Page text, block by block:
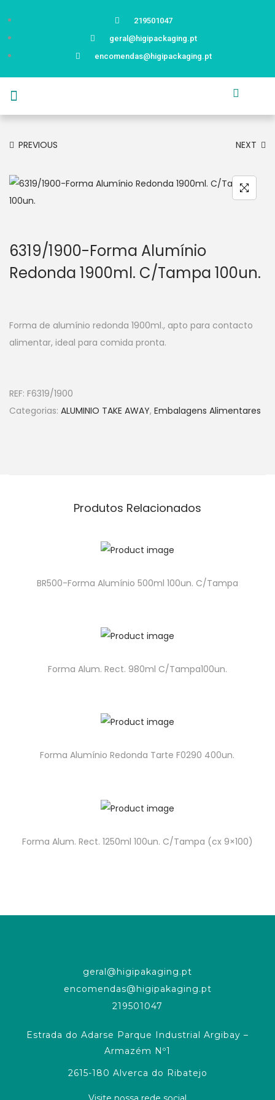
219501047
geral@higipackaging.pt
encomendas@higipackaging.pt
PREVIOUS NEXT
6319/1900-Forma Alumínio
Redonda 1900ml. C/Tampa 100un.
Forma de alumínio redonda 1900ml., apto para contacto
alimentar, ideal para comida pronta.
REF: F6319/1900
Categorias: ALUMINIO TAKE AWAY, Embalagens Alimentares
Produtos Relacionados
BR500-Forma Alumínio 500ml 100un. C/Tampa
Forma Alum. Rect. 980ml C/Tampa100un.
Forma Alumínio Redonda Tarte F0290 400un.
Forma Alum. Rect. 1250ml 100un. C/Tampa (cx 9×100)
geral@higipakaging.pt
encomendas@higipakaging.pt
219501047
Estrada do Adarse Parque Industrial Argibay –
Armazém Nº1
2615-180 Alverca do Ribatejo